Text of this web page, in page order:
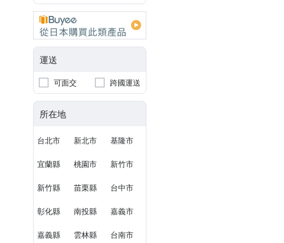
運送
可面交 跨國運送
所在地
台北市 新北市 基隆市
宜蘭縣 桃園市 新竹市
新竹縣 苗栗縣 台中市
彰化縣 南投縣 嘉義市
嘉義縣 雲林縣 台南市